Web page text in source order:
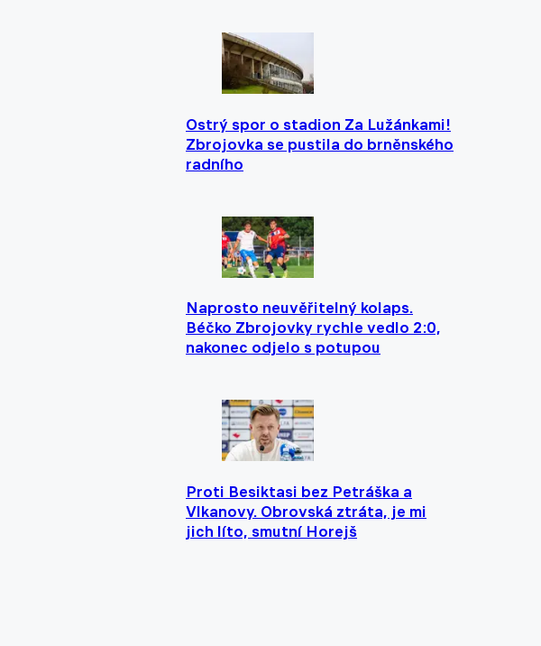
Ostrý spor o stadion Za Lužánkami!
Zbrojovka se pustila do brněnského
radního
Naprosto neuvěřitelný kolaps.
Béčko Zbrojovky rychle vedlo 2:0,
nakonec odjelo s potupou
Proti Besiktasi bez Petráška a
Vlkanovy. Obrovská ztráta, je mi
jich líto, smutní Horejš